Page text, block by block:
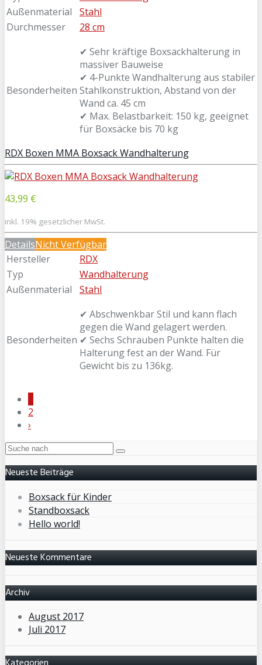
Außenmaterial
Stahl
Durchmesser
28 cm
Besonderheiten
✔ Sehr kräftige Boxsackhalterung in
massiver Bauweise
✔ 4-Punkte Wandhalterung aus stabiler
Stahlkonstruktion, Abstand von der
Wand ca. 45 cm
✔ Max. Belastbarkeit: 150 kg, geeignet
für Boxsäcke bis 70 kg
RDX Boxen MMA Boxsack Wandhalterung
43,99 €
inkl. 19% gesetzlicher MwSt.
DetailsNicht Verfügbar
Hersteller
RDX
Typ
Wandhalterung
Außenmaterial
Stahl
Besonderheiten
✔ Abschwenkbar Stil und kann flach
gegen die Wand gelagert werden.
✔ Sechs Schrauben Punkte halten die
Halterung fest an der Wand. Für
Gewicht bis zu 136kg.
2
›
Neueste Beiträge
Boxsack für Kinder
Standboxsack
Hello world!
Neueste Kommentare
Archiv
August 2017
Juli 2017